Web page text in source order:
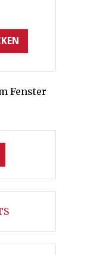
Fenster